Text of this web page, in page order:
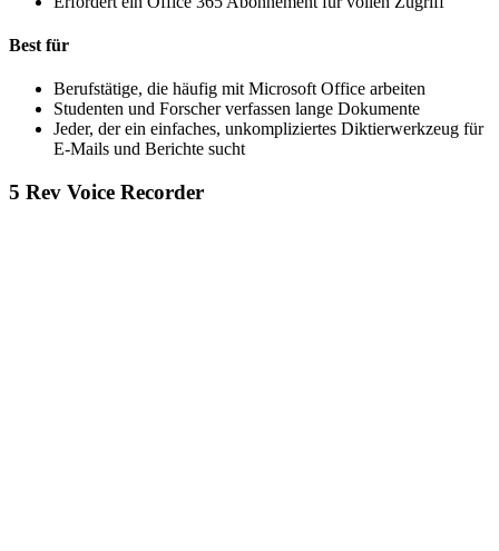
Best für
Berufstätige, die häufig mit Microsoft Office arbeiten
Studenten und Forscher verfassen lange Dokumente
Jeder, der ein einfaches, unkompliziertes Diktierwerkzeug für
E-Mails und Berichte sucht
5 Rev Voice Recorder